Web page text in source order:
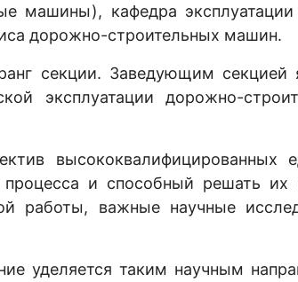
машины), кафедра
дорожно-строительных машин.
секции. Заведующим секцией
эксплуатации дорожно-
высококвалифицированных
и способный решать
работы, важные научные
уделяется таким научным